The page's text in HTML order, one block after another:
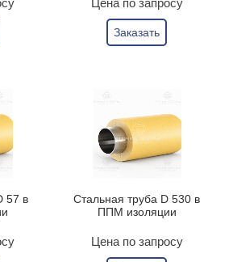
Цена по запросу
Заказать
57 в
Стальная труба D 530 в
ППМ изоляции
Цена по запросу